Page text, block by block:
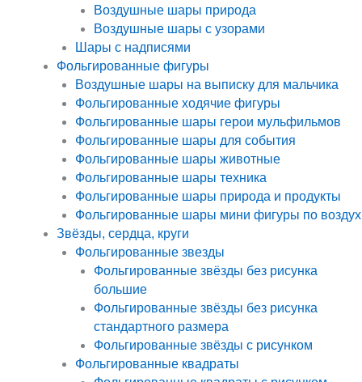
Воздушные шары природа
Воздушные шары с узорами
Шары с надписями
Фольгированные фигуры
Воздушные шары на выписку для мальчика
Фольгированные ходячие фигуры
Фольгированные шары герои мульфильмов
Фольгированные шары для события
Фольгированные шары животные
Фольгированные шары техника
Фольгированные шары природа и продукты
Фольгированные шары мини фигуры по воздух
Звёзды, сердца, круги
Фольгированные звезды
Фольгированные звёзды без рисунка
большие
Фольгированные звёзды без рисунка
стандартного размера
Фольгированные звёзды с рисунком
Фольгированные квадраты